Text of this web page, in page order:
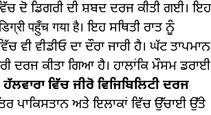
ਦੋ ਡਿਗਰੀ ਦੀ ਸ਼ਬਦ ਦਰਜ ਕੀਤੀ ਗਈ। ਇਹ
पहुँच गया है। ਇਹ ਸਥਿਤੀ ਰਾਤ ਨੂੰ
ਵੀ ਵੀਡੀਓ ਦਾ ਦੌਰਾ ਜਾਰੀ ਹੈ। ਘੱਟ ਤਾਪਮਾਨ
ਦਰਜ ਕੀਤਾ ਗਿਆ ਹੈ। ਹਾਲਾਂਕਿ ਮੌਸਮ ਡਰਾਈ
ਵਿੱਚ ਜੀਰੋ ਵਿਜਿਬਿਲਿਟੀ ਦਰਜ
ਪਾਕਿਸਤਾਨ ਅਤੇ ਇਲਾਕਾਂ ਵਿੱਚ ਉੱਚਾਈ ਉੱਤੇ